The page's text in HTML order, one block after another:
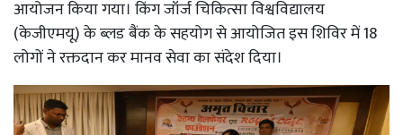
आयोजन किया गया। किंग जॉर्ज चिकित्सा विश्वविद्यालय
(केजीएमयू) के ब्लड बैंक के सहयोग से आयोजित इस शिविर में 18
लोगों ने रक्तदान कर मानव सेवा का संदेश दिया।